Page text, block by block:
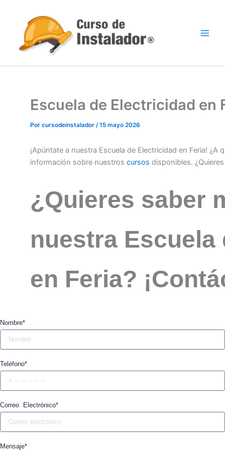
contenido
Escuela de Electricidad en
Por cursodeinstalador /15 mayo 2026
¡Apúntate a nuestra Escuela de Electricidad en Feria! ¿A
información sobre nuestros cursos disponibles.
¿Quieres saber
nuestra
en Feria?
Nombre*
Teléfono*
Correo Electrónico*
Mensaje*